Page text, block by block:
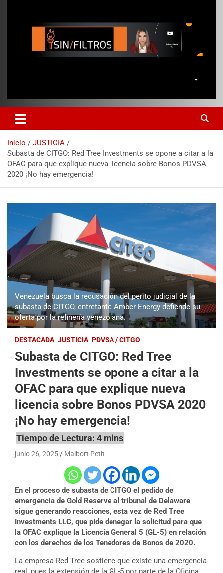
Inicio
JUSTICIA
Subasta de CITGO: Red Tree Investments se opone a citar a la
OFAC para que explique nueva licencia sobre Bonos PDVSA
2020 ¡No hay emergencia!
Venezuela busca la recusación del perito judicial de la
subasta de CITGO, entretanto Amber Energy defiende su
oferta por la refinería venezolana.
DESTACADA JUSTICIA PDVSA / CITGO
Subasta de CITGO: Red Tree
Investments se opone a citar a la
OFAC para que explique nueva
licencia sobre Bonos PDVSA 2020
¡No hay emergencia!
junio 26, 2025 Maibort Petit
En el proceso de subasta de CITGO el pedido de
emergencia de Gold Reserve al tribunal de Delaware
sigue generando reacciones, esta vez de Red Tree
Investments LLC, que pide denegar la solicitud para que
la OFAC explique la Licencia General 5 (GL-5) en relación
con los derechos de los Tenedores de Bonos de 2020.
La empresa Red Tree sostiene que existe una emergencia
real, pues la extensión de la GL-5 por parte de la Oficina